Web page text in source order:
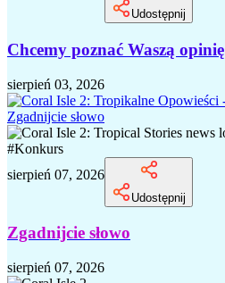
Udostępnij
Chcemy poznać Waszą opinię
sierpień 03, 2026
Zgadnijcie słowo
#Konkurs
sierpień 07, 2026
Udostępnij
Zgadnijcie słowo
sierpień 07, 2026